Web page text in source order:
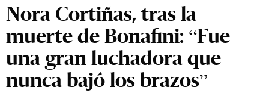
Nora Cortiñas, tras la
muerte de Bonafini: “Fue
una gran luchadora que
nunca bajó los brazos”